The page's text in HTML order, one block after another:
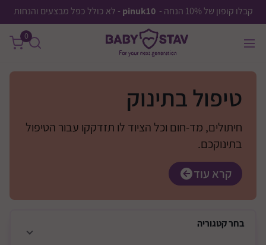
קבלו קופון של 10% הנחה - pinuk10 - לא כולל כפל מבצעים והנחות
0
טיפול בתינוק
חיתולים, מד-חום וכל הציוד לו תזדקקו עבור הטיפול
בתינוקכם.
קרא עוד
בחרקטגוריה